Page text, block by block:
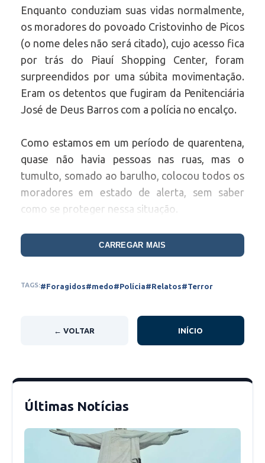
Enquanto conduziam suas vidas normalmente,
os moradores do povoado Cristovinho de Picos
(o nome deles não será citado), cujo acesso fica
por trás do Piauí Shopping Center, foram
surpreendidos por uma súbita movimentação.
Eram os detentos que fugiram da Penitenciária
José de Deus Barros com a polícia no encalço.
Como estamos em um período de quarentena,
quase não havia pessoas nas ruas, mas o
tumulto, somado ao barulho, colocou todos os
moradores em estado de alerta, sem saber
como se proteger nessa situação.
Dezenas de policiais em viaturas perseguiam os
foragidos que empreenderam fuga do presidio
14 detentos já haviam sido capturados. As
Foto do povoado Critovinho
CARREGAR MAIS
TAGS:#Foragidos#medo#Polícia#Relatos#Terror
← VOLTAR INÍCIO
Últimas Notícias